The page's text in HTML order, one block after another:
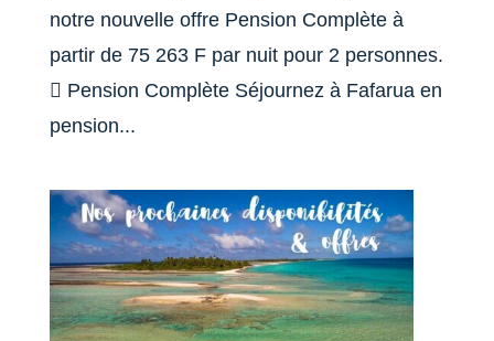
notre nouvelle offre Pension Complète à
partir de 75 263 F par nuit pour 2 personnes.
 Pension Complète Séjournez à Fafarua en
pension...